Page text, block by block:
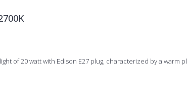
of 20 watt with Edison E27 plug, characterized by a warm